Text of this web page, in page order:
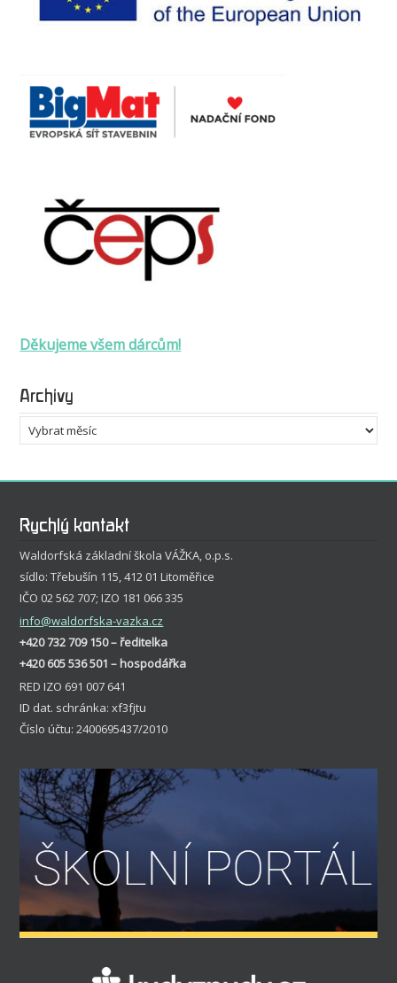
Děkujeme všem dárcům!
Archivy
Archivy
Rychlý kontakt
Waldorfská základní škola VÁŽKA, o.p.s.
sídlo: Třebušín 115, 412 01 Litoměřice
IČO 02 562 707; IZO 181 066 335
info@waldorfska-vazka.cz
+420 732 709 150 – ředitelka
+420 605 536 501 – hospodářka
RED IZO 691 007 641
ID dat. schránka: xf3fjtu
Číslo účtu: 2400695437/2010